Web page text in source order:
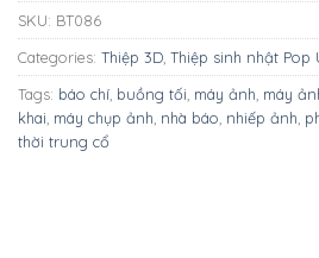
SKU: BT086
Categories: Thiệp 3D Thiệp sinh nhật Pop
Tags: báo chí buồng tối máy ảnh máy
khai máy chụp ảnh nhà báo nhiếp ảnh
thời trung cổ